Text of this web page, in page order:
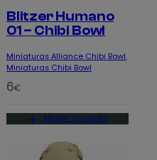
Blitzer Humano
01 – Chibi Bowl
Miniaturas Alliance Chibi Bowl
Miniaturas Chibi Bowl
6€
Añadir al carrito